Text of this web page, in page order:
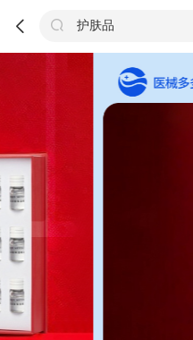
  护肤品
评价